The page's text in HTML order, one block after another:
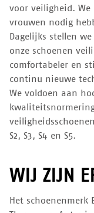
voor veiligheid.
vrouwen nodig
Dagelijks stellen
onze schoenen
comfortabeler en
continu nieuwe
We voldoen aan
kwaliteitsnormering
S2, S3, S4 en S5.
WIJ ZIJN
Het schoenenmerk